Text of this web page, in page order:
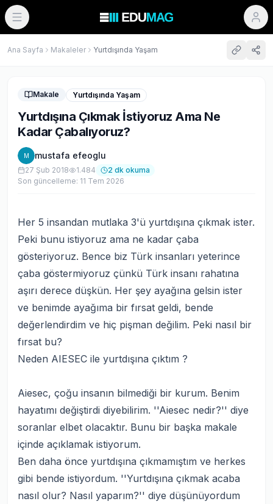
Ana Sayfa Makaleler Yurtdışında Yaşam
Makale Yurtdışında Yaşam
Yurtdışına Çıkmak İstiyoruz Ama Ne
Kadar Çabalıyoruz?
M mustafa efeoglu
27 Şub 2018 1.484 2 dk okuma
Son güncelleme: 11 Tem 2026
Her 5 insandan mutlaka 3'ü yurtdışına çıkmak ister.
Peki bunu istiyoruz ama ne kadar çaba
gösteriyoruz. Bence biz Türk insanları yeterince
çaba göstermiyoruz çünkü Türk insanı rahatına
aşırı derece düşkün. Her şey ayağına gelsin ister
ve benimde ayağıma bir fırsat geldi, bende
değerlendirdim ve hiç pişman değilim. Peki nasıl bir
fırsat bu?
Neden AIESEC ile yurtdışına çıktım ?
Aiesec, çoğu insanın bilmediği bir kurum. Benim
hayatımı değiştirdi diyebilirim. ''Aiesec nedir?'' diye
soranlar elbet olacaktır. Bunu bir başka makale
içinde açıklamak istiyorum.
Ben daha önce yurtdışına çıkmamıştım ve herkes
gibi bende istiyordum. ''Yurtdışına çıkmak acaba
nasıl olur? Nasıl yaparım?'' diye düşünüyordum